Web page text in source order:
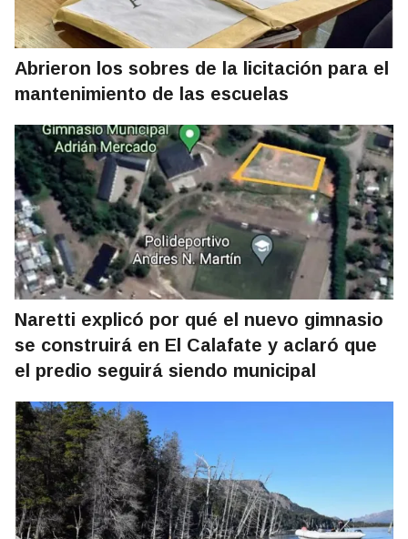
Abrieron los sobres de la licitación para el
mantenimiento de las escuelas
Naretti explicó por qué el nuevo gimnasio
se construirá en El Calafate y aclaró que
el predio seguirá siendo municipal